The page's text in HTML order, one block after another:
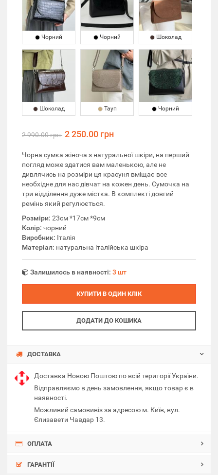
Чорний Чорний Шоколад
Шоколад Тауп Чорний
2 990.00 грн 2 250.00 грн
Чорна сумка жіноча з натуральної шкіри, на перший
погляд може здатися вам маленькою, але не
дивлячись на розміри ця красуня вміщає все
необхідне для нас дівчат на кожен день. Сумочка на
три відділення дуже містка. В комплекті довгий
ремінь який регулюється.
Розміри: 23см *17см *9см
Колір: чорний
Виробник: Італія
Матеріал: натуральна італійська шкіра
Залишилось в наявності: 3 шт
КУПИТИ В ОДИН КЛІК
ДОДАТИ ДО КОШИКА
ДОСТАВКА
Доставка Новою Поштою по всій території України.
Відправляємо в день замовлення, якщо товар є в
наявності.
Можливий самовивіз за адресою м. Київ, вул.
Єлизавети Чавдар 13.
ОПЛАТА
ГАРАНТІЇ